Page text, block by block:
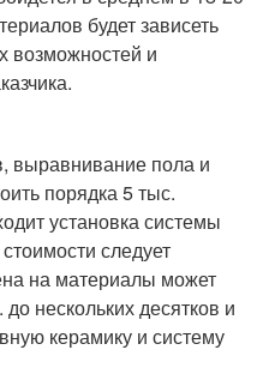
будет зависеть
возможностей и
выравнивание пола и
порядка 5 тыс.
установка системы
следует
на материалы может
нескольких десятков и
керамику и систему